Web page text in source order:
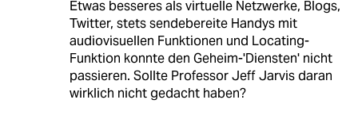
Etwas besseres als virtuelle Netzwerke, Blogs,
Twitter, stets sendebereite Handys mit
audiovisuellen Funktionen und Locating-
Funktion konnte den Geheim-'Diensten' nicht
passieren. Sollte Professor Jeff Jarvis daran
wirklich nicht gedacht haben?